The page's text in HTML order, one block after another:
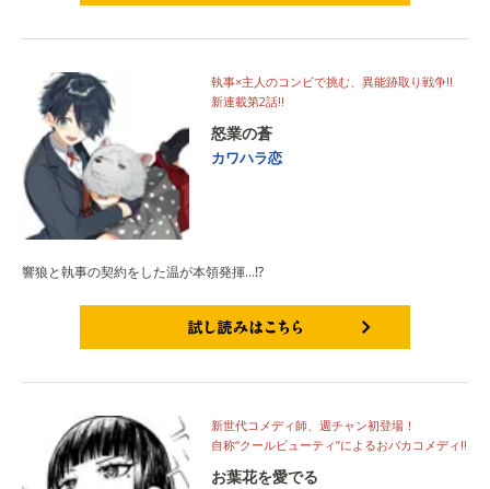
執事×主人のコンビで挑む、異能跡取り戦争!!
新連載第2話!!
怒業の蒼
カワハラ恋
響狼と執事の契約をした温が本領発揮…⁉
新世代コメディ師、週チャン初登場！
自称“クールビューティ”によるおバカコメディ!!
お葉花を愛でる